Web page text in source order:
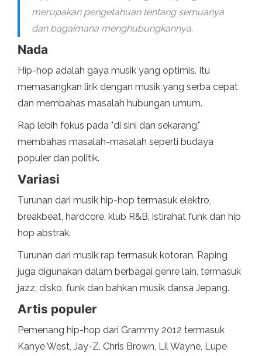
merupakan pengetahuan tentang semuanya
dan bagaimana menghubungkannya.
Nada
Hip-hop adalah gaya musik yang optimis. Itu
memasangkan lirik dengan musik yang serba cepat
dan membahas masalah hubungan umum.
Rap lebih fokus pada "di sini dan sekarang,"
membahas masalah-masalah seperti budaya
populer dan politik.
Variasi
Turunan dari musik hip-hop termasuk elektro,
breakbeat, hardcore, klub R&B, istirahat funk dan hip
hop abstrak.
Turunan dari musik rap termasuk kotoran. Raping
juga digunakan dalam berbagai genre lain, termasuk
jazz, disko, funk dan bahkan musik dansa Jepang.
Artis populer
Pemenang hip-hop dari Grammy 2012 termasuk
Kanye West, Jay-Z, Chris Brown, Lil Wayne, Lupe